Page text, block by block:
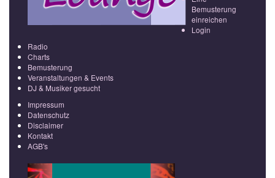
Bemusterung
einreichen
Login
Radio
Charts
Bemusterung
Veranstaltungen & Events
DJ & Musiker gesucht
Impressum
Datenschutz
Disclaimer
Kontakt
AGB's